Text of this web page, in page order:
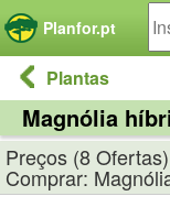
Planfor.pt
Plantas
Magnólia
Preços (8
Comprar:
Painel de